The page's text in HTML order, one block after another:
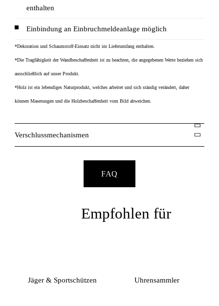
enthalten
Einbindung an Einbruchmeldeanlage möglich
*Dekoration und Schaumstoff-Einsatz nicht im Lieferumfang enthalten.
*Die Tragfähigkeit der Wandbeschaffenheit ist zu beachten, die angegebenen Werte beziehen sich
ausschließlich auf unser Produkt.
*Holz ist ein lebendiges Naturprodukt, welches arbeitet und sich ständig verändert, daher
können Maserungen und die Holzbeschaffenheit vom Bild abweichen.
Verschlussmechanismen
FAQ
Empfohlen für
Jäger & Sportschützen Uhrensammler